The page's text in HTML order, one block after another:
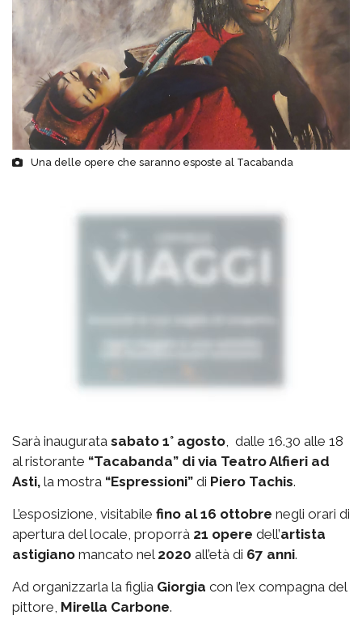
Una delle opere che saranno esposte al Tacabanda
Sarà inaugurata sabato 1° agosto, dalle 16.30 alle 18
al ristorante “Tacabanda” di via Teatro Alfieri ad
Asti, la mostra “Espressioni” di Piero Tachis.
L’esposizione, visitabile fino al 16 ottobre negli orari di
apertura del locale, proporrà 21 opere dell’artista
astigiano mancato nel 2020 all’età di 67 anni.
Ad organizzarla la figlia Giorgia con l’ex compagna del
pittore, Mirella Carbone.